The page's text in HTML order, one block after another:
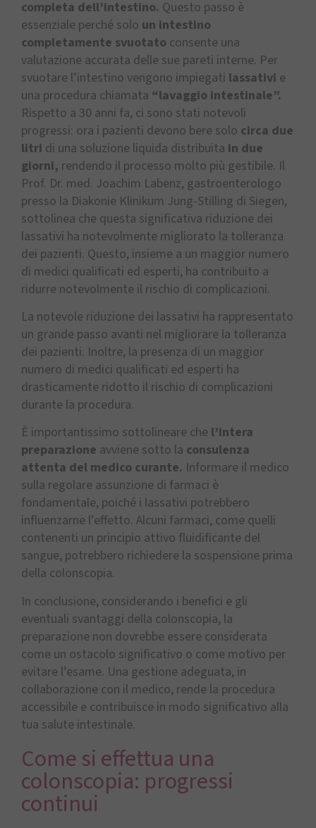
completa dell’intestino. Questo passo è
essenziale perché solo un intestino
completamente svuotato consente una
valutazione accurata delle sue pareti interne. Per
svuotare l’intestino vengono impiegati lassativi e
una procedura chiamata “lavaggio intestinale”.
Rispetto a 30 anni fa, ci sono stati notevoli
progressi: ora i pazienti devono bere solo circa due
litri di una soluzione liquida distribuita in due
giorni, rendendo il processo molto più gestibile. Il
Prof. Dr. med. Joachim Labenz, gastroenterologo
presso la Diakonie Klinikum Jung-Stilling di Siegen,
sottolinea che questa significativa riduzione dei
lassativi ha notevolmente migliorato la tolleranza
dei pazienti. Questo, insieme a un maggior numero
di medici qualificati ed esperti, ha contribuito a
ridurre notevolmente il rischio di complicazioni.
La notevole riduzione dei lassativi ha rappresentato
un grande passo avanti nel migliorare la tolleranza
dei pazienti. Inoltre, la presenza di un maggior
numero di medici qualificati ed esperti ha
drasticamente ridotto il rischio di complicazioni
durante la procedura.
È importantissimo sottolineare che l’intera
preparazione avviene sotto la consulenza
attenta del medico curante. Informare il medico
sulla regolare assunzione di farmaci è
fondamentale, poiché i lassativi potrebbero
influenzarne l’effetto. Alcuni farmaci, come quelli
contenenti un principio attivo fluidificante del
sangue, potrebbero richiedere la sospensione prima
della colonscopia.
In conclusione, considerando i benefici e gli
eventuali svantaggi della colonscopia, la
preparazione non dovrebbe essere considerata
come un ostacolo significativo o come motivo per
evitare l’esame. Una gestione adeguata, in
collaborazione con il medico, rende la procedura
accessibile e contribuisce in modo significativo alla
tua salute intestinale.
Come si effettua una
colonscopia: progressi
continui